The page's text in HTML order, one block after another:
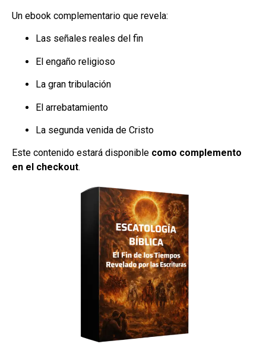
Un ebook complementario que revela:
Las señales reales del fin
El engaño religioso
La gran tribulación
El arrebatamiento
La segunda venida de Cristo
Este contenido estará disponible como complemento
en el checkout.